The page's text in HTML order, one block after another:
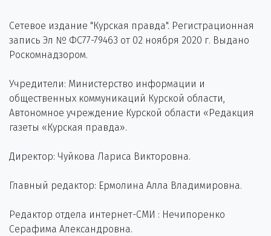
Сетевое издание "Курская правда". Регистрационная
запись Эл № ФС77-79463 от 02 ноября 2020 г. Выдано
Роскомнадзором.
Учредители: Министерство информации и
общественных коммуникаций Курской области,
Автономное учреждение Курской области «Редакция
газеты «Курская правда».
Директор: Чуйкова Лариса Викторовна.
Главный редактор: Ермолина Алла Владимировна.
Редактор отдела интернет-СМИ : Нечипоренко
Серафима Александровна.